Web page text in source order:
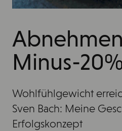
Minus-
Wohlfühlgewicht
Sven Bach: Meine
Erfolgskonzept